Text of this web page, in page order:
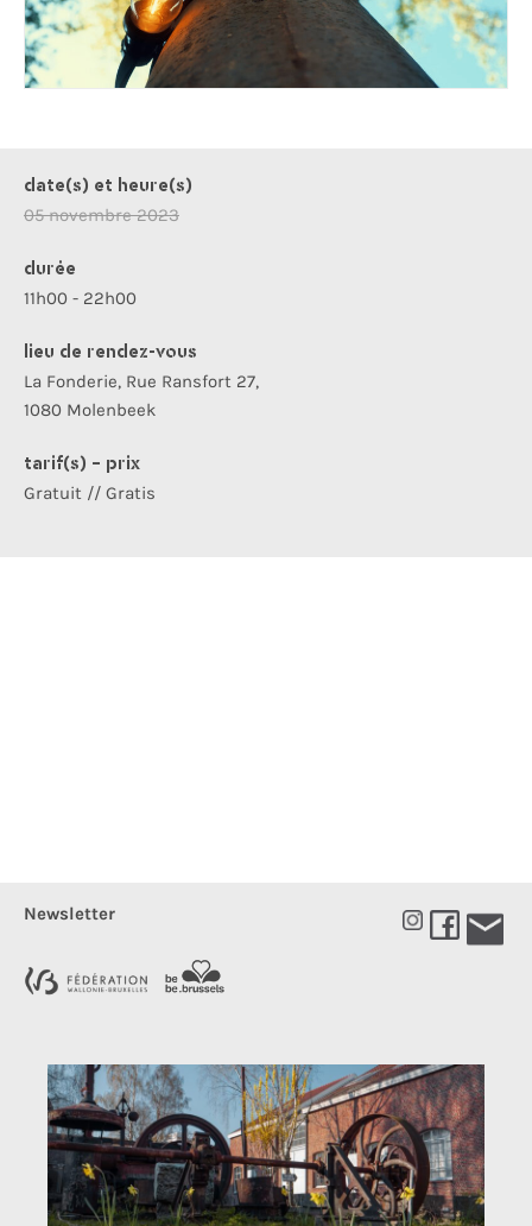
date(s) et heure(s)
05 novembre 2023
durée
11h00 - 22h00
lieu de rendez-vous
La Fonderie, Rue Ransfort 27,
1080 Molenbeek
tarif(s) - prix
Gratuit // Gratis
Newsletter